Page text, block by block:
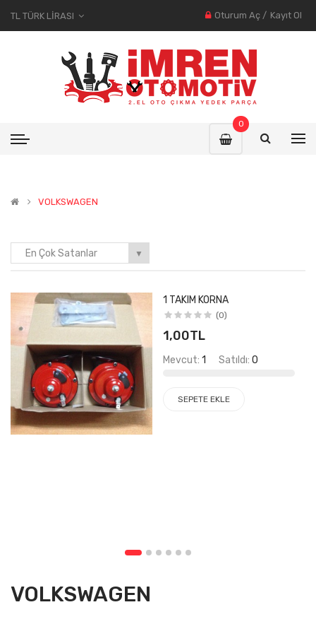
Oturum Aç / Kayıt Ol
0
VOLKSWAGEN
En Çok Satanlar ▼
1 TAKIM KORNA
(0)
1,00TL
Mevcut:1 Satıldı:0
SEPETE EKLE
VOLKSWAGEN